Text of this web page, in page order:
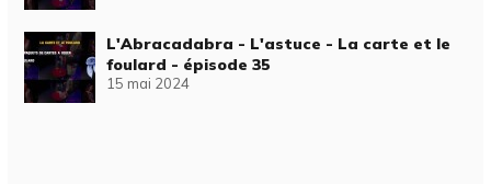
L'Abracadabra - L'astuce - La carte et le
foulard - épisode 35
15 mai 2024